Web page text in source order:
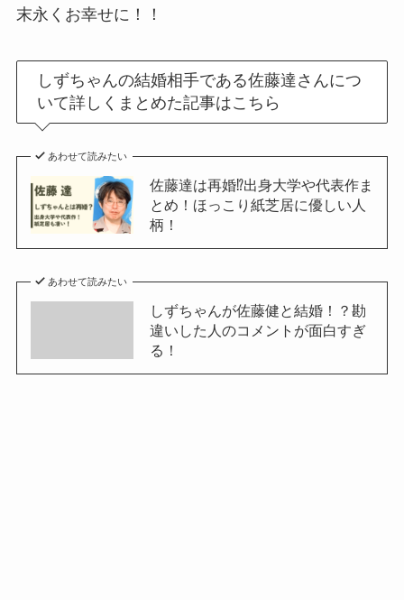
末永くお幸せに！！
しずちゃんの結婚相手である佐藤達さんにつ
いて詳しくまとめた記事はこちら
あわせて読みたい
佐藤達は再婚⁉出身大学や代表作ま
とめ！ほっこり紙芝居に優しい人
柄！
あわせて読みたい
しずちゃんが佐藤健と結婚！？勘
違いした人のコメントが面白すぎ
る！